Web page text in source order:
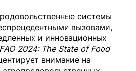
системы
вызовами,
и инновационных
FAO 2024: The State of Food
внимание на